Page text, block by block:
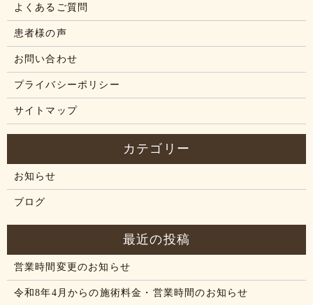
よくあるご質問
患者様の声
お問い合わせ
プライバシーポリシー
サイトマップ
お知らせ
ブログ
営業時間変更のお知らせ
令和8年4月からの施術料金・営業時間のお知らせ